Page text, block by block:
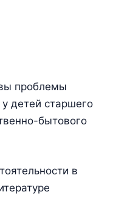
проблемы
у детей старшего
бытового
в